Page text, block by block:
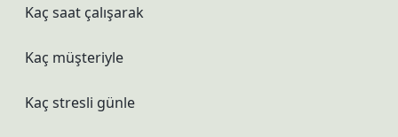
Kaç saat çalışarak
Kaç müşteriyle
Kaç stresli günle